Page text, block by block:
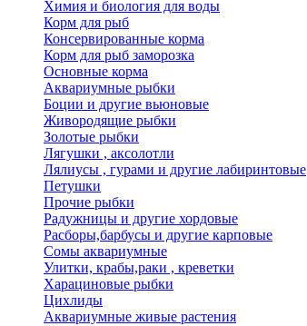
Химия и биология для воды
Корм для рыб
Консервированные корма
Корм для рыб заморозка
Основные корма
Аквариумные рыбки
Боции и другие вьюновые
Живородящие рыбки
Золотые рыбки
Лягушки , аксолотли
Лялиусы , гурами и другие лабиринтовые
Петушки
Прочие рыбки
Радужницы и другие хордовые
Расборы,барбусы и другие карповые
Сомы аквариумные
Улитки, крабы,раки , креветки
Харациновые рыбки
Цихлиды
Аквариумные живые растения